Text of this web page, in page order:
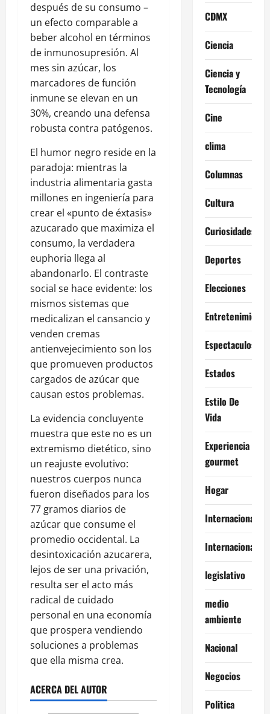
después de su consumo –
un efecto comparable a
beber alcohol en términos
de inmunosupresión. Al
mes sin azúcar, los
marcadores de función
inmune se elevan en un
30%, creando una defensa
robusta contra patógenos.
El humor negro reside en la
paradoja: mientras la
industria alimentaria gasta
millones en ingeniería para
crear el «punto de éxtasis»
azucarado que maximiza el
consumo, la verdadera
euphoria llega al
abandonarlo. El contraste
social se hace evidente: los
mismos sistemas que
medicalizan el cansancio y
venden cremas
antienvejecimiento son los
que promueven productos
cargados de azúcar que
causan estos problemas.
La evidencia concluyente
muestra que este no es un
extremismo dietético, sino
un reajuste evolutivo:
nuestros cuerpos nunca
fueron diseñados para los
77 gramos diarios de
azúcar que consume el
promedio occidental. La
desintoxicación azucarera,
lejos de ser una privación,
resulta ser el acto más
radical de cuidado
personal en una economía
que prospera vendiendo
soluciones a problemas
que ella misma crea.
ACERCA DEL AUTOR
CDMX
Ciencia
Ciencia y
Tecnología
Cine
clima
Columnas
Cultura
Curiosidades
Deportes
Elecciones
Entretenimiento
Espectaculos
Estados
Estilo De
Vida
Experiencia
gourmet
Hogar
Internacional
Internacionales
legislativo
medio
ambiente
Nacional
Negocios
Politica